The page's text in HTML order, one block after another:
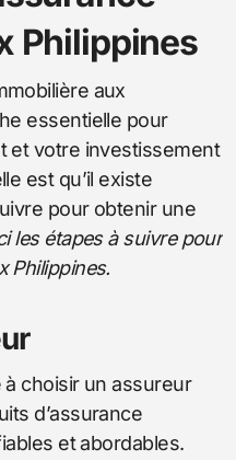
Philippines
aux
essentielle pour
et votre investissement
est qu’il existe
pour obtenir une
les étapes à suivre pour
Philippines.
choisir un assureur
d’assurance
et abordables.